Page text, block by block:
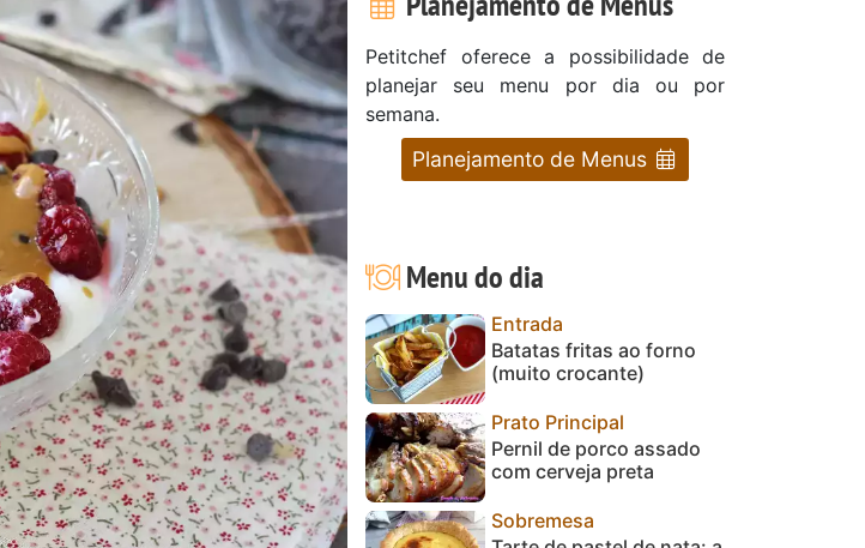
Petitchef oferece a possibilidade de
planejar seu menu por dia ou por
semana.
Planejamento de Menus
Menu do dia
Entrada
Batatas fritas ao forno
(muito crocante)
Prato Principal
Pernil de porco assado
com cerveja preta
Sobremesa